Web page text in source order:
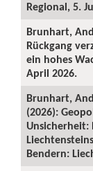
Regional, 5.
Brunhart,
Rückgang
ein hohes
April 2026.
Brunhart,
(2026):
Unsicherheit:
Bendern: